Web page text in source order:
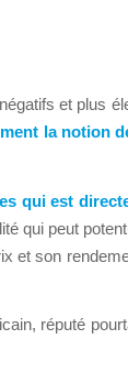
et plus
la notion
qui est
qui peut
et son
réputé